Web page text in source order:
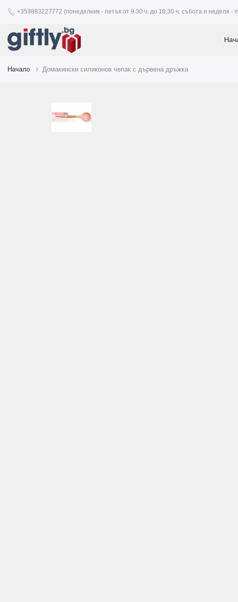
+359883227772 (понеделник - петък от 9.30 ч. до 18,30 ч. събота и неделя -
Начало Домакински силиконов чепак с дървена дръжка